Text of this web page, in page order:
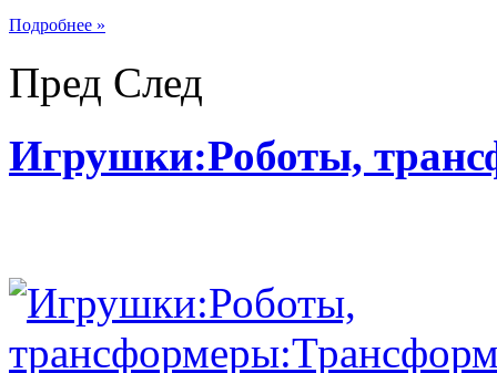
Подробнее »
Пред След
Игрушки:Роботы,